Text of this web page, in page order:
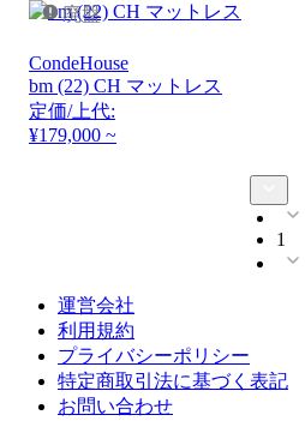
廃盤
CondeHouse
bm (22) CH マットレス
定価/上代:
¥179,000 ~
1
運営会社
利用規約
プライバシーポリシー
特定商取引法に基づく表記
お問い合わせ